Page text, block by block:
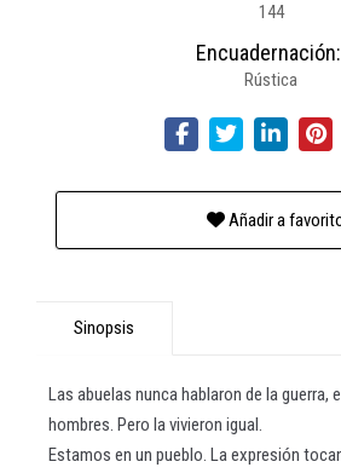
144
Encuadernación:
Rústica
Añadir a
Sinopsis
Las abuelas nunca hablaron de la guerra,
hombres. Pero la vivieron igual.
Estamos en un pueblo. La expresión